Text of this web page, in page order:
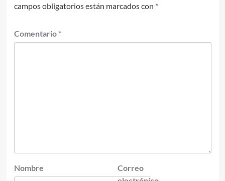
campos obligatorios están marcados con *
Comentario *
Nombre
Correo